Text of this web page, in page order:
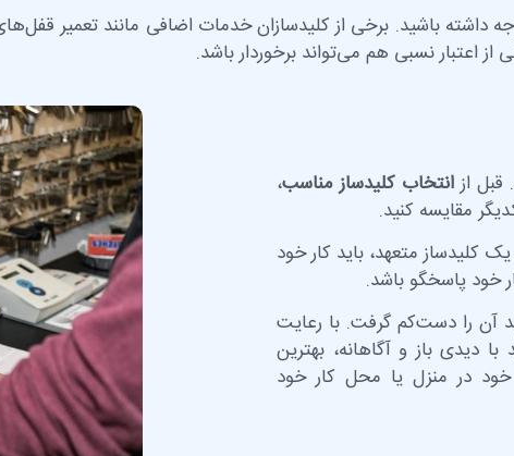
داشته باشید. برخی از کلیدسازان خدمات اضافی مانند تعمیر
اعتبار نسبی هم می‌تواند برخوردار باشد.
از انتخاب کلیدساز مناسب،
مقایسه کنید.
کلیدساز متعهد، باید کار خود
خود پاسخگو باشد.
آن را دست‌کم گرفت. با رعایت
دیدی باز و آگاهانه، بهترین
در منزل یا محل کار خود